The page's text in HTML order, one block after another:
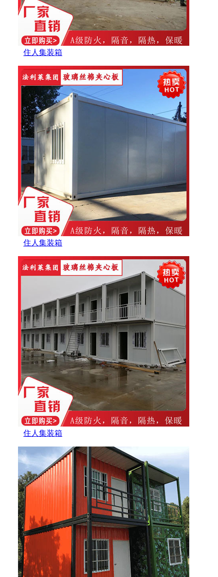
住人集装箱
住人集装箱
住人集装箱